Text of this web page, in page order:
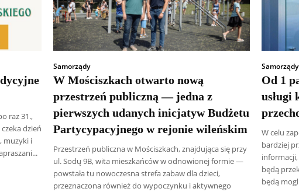
raz 31.,
dzień
muzyki i
Samorządy
W Mościszkach otwarto nową
przestrzeń publiczną — jedna z
pierwszych udanych inicjatyw Budżetu
Partycypacyjnego w rejonie wileńskim
Przestrzeń publiczna w Mościszkach, znajdująca się przy
ul. Sodų 9B, wita mieszkańców w odnowionej formie —
powstała tu nowoczesna strefa zabaw dla dzieci,
przeznaczona również do wypoczynku i aktywnego
Samorządy
Od 1
usługi
W celu
bardziej
będą
będą